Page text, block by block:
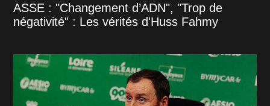
ASSE : "Changement d’ADN", "Trop de
négativité" : Les vérités d'Huss Fahmy